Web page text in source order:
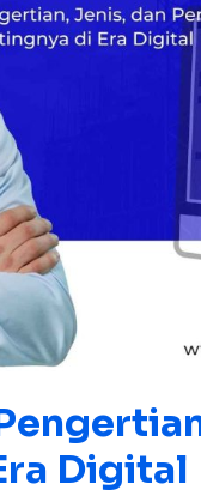
Digital